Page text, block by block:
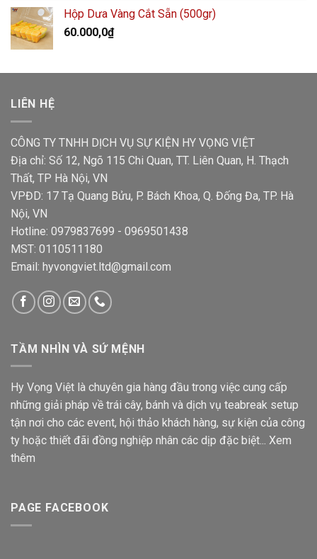
Hộp Dưa Vàng Cắt Sẵn (500gr)
60.000,0₫
LIÊN HỆ
CÔNG TY TNHH DỊCH VỤ SỰ KIỆN HY VỌNG VIỆT
Địa chỉ: Số 12, Ngõ 115 Chi Quan, TT. Liên Quan, H. Thạch
Thất, TP Hà Nội, VN
VPĐD: 17 Tạ Quang Bửu, P. Bách Khoa, Q. Đống Đa, TP. Hà
Nội, VN
Hotline: 0979837699 - 0969501438
MST: 0110511180
Email: hyvongviet.ltd@gmail.com
TẦM NHÌN VÀ SỨ MỆNH
Hy Vọng Việt là chuyên gia hàng đầu trong việc cung cấp
những giải pháp về trái cây, bánh và dịch vụ teabreak setup
tận nơi cho các event, hội thảo khách hàng, sự kiện của công
ty hoặc thiết đãi đồng nghiệp nhân các dịp đặc biệt... Xem
thêm
PAGE FACEBOOK